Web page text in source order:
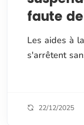
faute
Les aides à
s'arrêtent
22/12/2025